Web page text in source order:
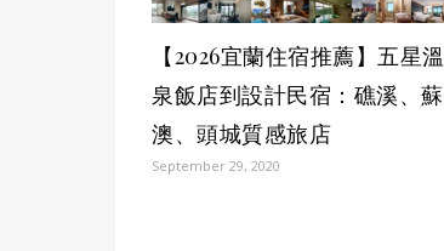
【2026宜蘭住宿推薦】五星溫
泉飯店到設計民宿：礁溪、蘇
澳、頭城質感旅店
September 29, 2020